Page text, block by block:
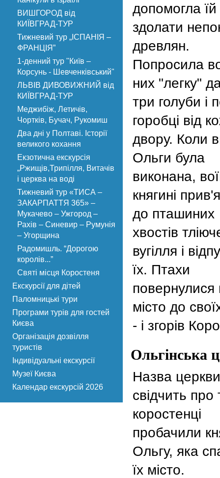
ВИШГОРОД від
КИЇВГРАД-ТУР
Тижневий тур „ІСПАНІЯ –
ФРАНЦІЯ”
1-денний тур "Київ –
Корсунь - Шевченківський"
ЛЬВІВ ДИВОВИЖНИЙ від
КИЇВГРАД-ТУР
Меджибіж, Летичів,
Чортків, Бучач, Рукомиш
Два дні у Полтаві. Історії
великого кохання
Екзотична екскурсія
„Ржищів,Трипілля, Витачів
і церква на воді
Тижневий тур «ТИСА –
ЗАКАРПАТТЯ 365» –
Мукачево – Ужгород –
Рахів – Синевир – Румунія
– Угорщина
Радомишль. “Дорогою
королів...”
Святі місця Коростеня
Екскурсії для дітей
Паломницькі тури
Програми турів для гостей
Києва
Організація дозвілля
туристів
Індивідуальні екскурсії
Музеї Києва
Календар екскурсій 2026
допомогла їй
здолати
древлян.
Попросила
них "легку"
три голуби і
горобці від
двору. Коли
Ольги була
виконана,
княгині
до пташиних
хвостів
вугілля і
їх. Птахи
повернулися
місто до
- і згорів
Ольгінська
Назва церкви
свідчить
коростенці
пробачили
Ольгу, яка
їх місто.